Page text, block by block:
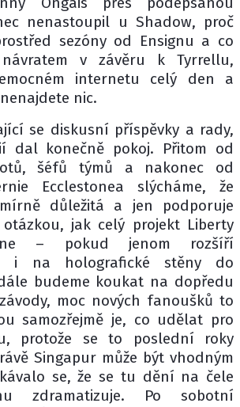
nenastoupil u Shadow, proč
sezóny od Ensignu a co
v závěru k Tyrrellu,
internetu celý den a
nic.
se diskusní příspěvky a rady,
dal konečně pokoj. Přitom od
šéfů týmů a nakonec od
Ecclestonea slýcháme, že
důležitá a jen podporuje
jak celý projekt Liberty
– pokud jenom rozšíří
i na holografické stěny do
budeme koukat na dopředu
moc nových fanoušků to
samozřejmě je, co udělat pro
protože se to poslední roky
Singapur může být vhodným
se, že se tu dění na čele
zdramatizuje. Po sobotní